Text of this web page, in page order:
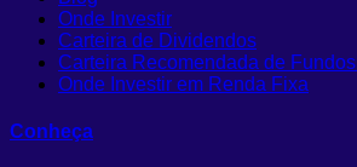
Onde Investir
Carteira de Dividendos
Carteira Recomendada de
Onde Investir em Renda Fixa
Conheça